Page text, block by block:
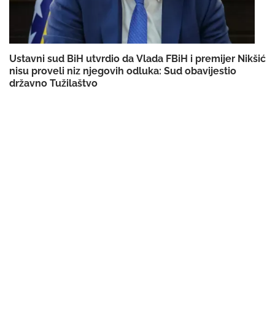
Ustavni sud BiH utvrdio da Vlada FBiH i premijer Nikšić
nisu proveli niz njegovih odluka: Sud obavijestio
državno Tužilaštvo